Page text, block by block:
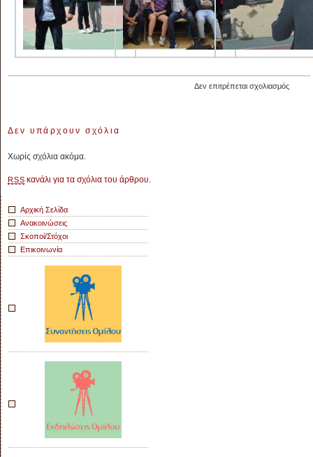
Δεν επιτρέπεται σχολιασμόςστο
Δεν υπάρχουν σχόλια
Χωρίς σχόλια ακόμα.
RSS κανάλι για τα σχόλια του άρθρου.
Αρχική Σελίδα
Ανακοινώσεις
Σκοποί/Στόχοι
Επικοινωνία